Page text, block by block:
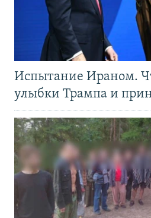
Испытание Ираном.
улыбки Трампа и